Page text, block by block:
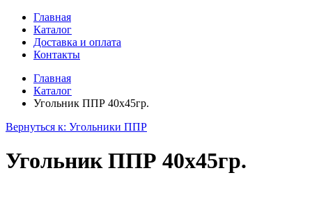
Главная
Каталог
Доставка и оплата
Контакты
Главная
Каталог
Угольник ППР 40х45гр.
Вернуться к: Угольники ППР
Угольник ППР 40х45гр.